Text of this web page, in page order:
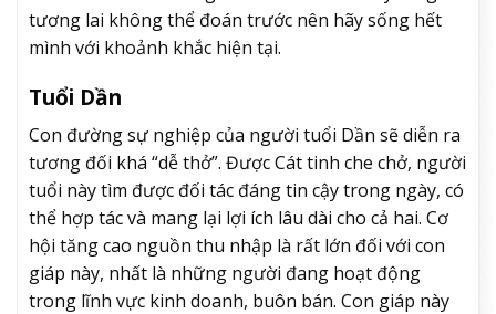
tương lai không thể đoán trước nên hãy sống hết
mình với khoảnh khắc hiện tại.
Tuổi Dần
Con đường sự nghiệp của người tuổi Dần sẽ diễn ra
tương đối khá “dễ thở”. Được Cát tinh che chở, người
tuổi này tìm được đối tác đáng tin cậy trong ngày, có
thể hợp tác và mang lại lợi ích lâu dài cho cả hai. Cơ
hội tăng cao nguồn thu nhập là rất lớn đối với con
giáp này, nhất là những người đang hoạt động
trong lĩnh vực kinh doanh, buôn bán. Con giáp này